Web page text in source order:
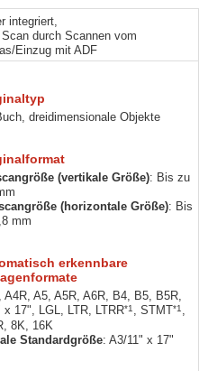
integriert,
durch Scannen vom
Einzug mit ADF
dreidimensionale Objekte
(vertikale Größe): Bis zu
(horizontale Größe): Bis
mm
erkennbare
A4R, A5, A5R, A6R, B4, B5, B5R,
x 17", LGL, LTR, LTRR*1 , STMT*1 ,
8K, 16K
Standardgröße: A3/11" x 17"